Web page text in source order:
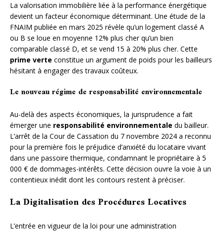
La valorisation immobilière liée à la performance énergétique
devient un facteur économique déterminant. Une étude de la
FNAIM publiée en mars 2025 révèle qu’un logement classé A
ou B se loue en moyenne 12% plus cher qu’un bien
comparable classé D, et se vend 15 à 20% plus cher. Cette
prime verte constitue un argument de poids pour les bailleurs
hésitant à engager des travaux coûteux.
Le nouveau régime de responsabilité environnementale
Au-delà des aspects économiques, la jurisprudence a fait
émerger une responsabilité environnementale du bailleur.
L’arrêt de la Cour de Cassation du 7 novembre 2024 a reconnu
pour la première fois le préjudice d’anxiété du locataire vivant
dans une passoire thermique, condamnant le propriétaire à 5
000 € de dommages-intérêts. Cette décision ouvre la voie à un
contentieux inédit dont les contours restent à préciser.
La Digitalisation des Procédures Locatives
L’entrée en vigueur de la loi pour une administration